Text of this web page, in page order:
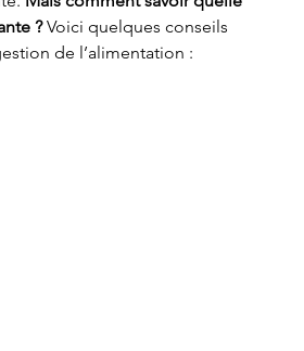
? Voici quelques conseils
de l’alimentation :